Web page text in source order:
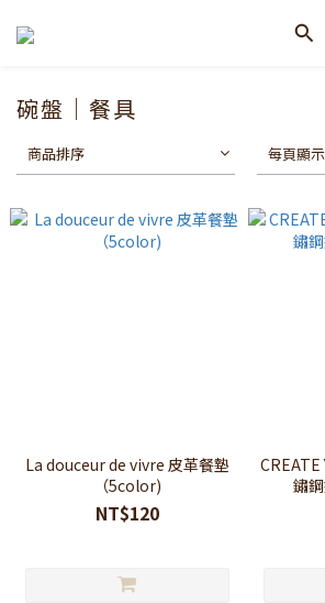
碗盤｜餐具
商品排序 每頁顯
La douceur de vivre 皮革餐墊
（5color)
NT$120
CREATE
鏽